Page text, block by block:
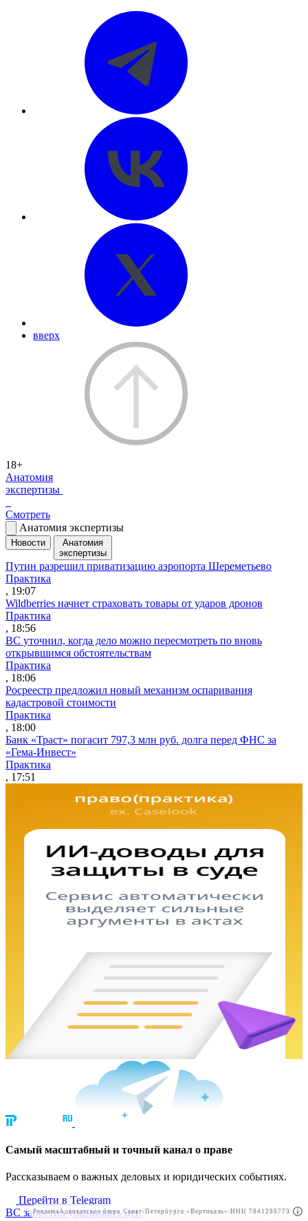
вверх
18+
Анатомия
экспертизы
Смотреть
Анатомия экспертизы
Новости
Анатомия
экспертизы
Путин разрешил приватизацию аэропорта Шереметьево
Практика
, 19:07
Wildberries начнет страховать товары от ударов дронов
Практика
, 18:56
ВС уточнил, когда дело можно пересмотреть по вновь
открывшимся обстоятельствам
Практика
, 18:06
Росреестр предложил новый механизм оспаривания
кадастровой стоимости
Практика
, 18:00
Банк «Траст» погасит 797,3 млн руб. долга перед ФНС за
«Гема-Инвест»
Практика
, 17:51
РекламаООО "Право.ру" ИНН: 7704835288
Cамый масштабный и точный канал о праве
Рассказываем о важных деловых и юридических событиях.
Перейти в Telegram
ВС запретил уравнивать цены участников закупок без учета
РекламаАдвокатское бюро Санкт-Петербурга «Вертикаль» ИНН 7841290773